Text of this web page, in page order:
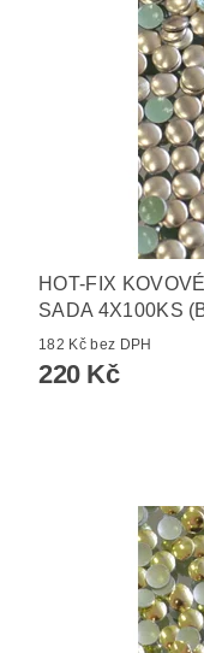
HOT-FIX
SADA 4X100KS
182 Kč bez DPH
220 Kč